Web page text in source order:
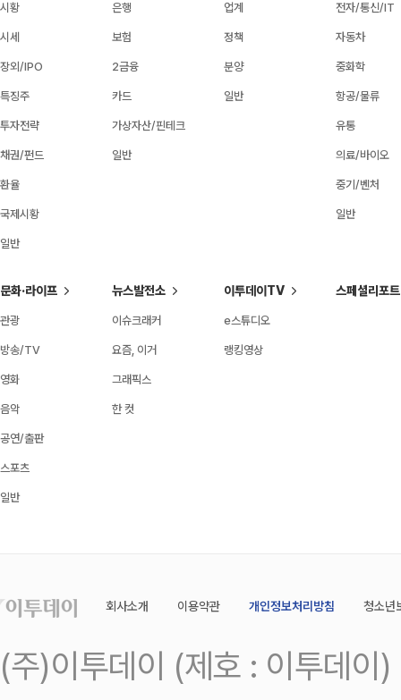
시황
시세
장외/IPO
특징주
투자전략
채권/펀드
환율
국제시황
일반
은행
보험
2금융
카드
가상자산/핀테크
일반
업계
정책
분양
일반
전자/통신/IT
자동차
중화학
항공/물류
유통
의료/바이오
중기/벤처
일반
문화·라이프
관광
방송/TV
영화
음악
공연/출판
스포츠
일반
뉴스발전소
이슈크래커
요즘, 이거
그래픽스
한 컷
이투데이TV
e스튜디오
랭킹영상
스페셜리포트
회사소개 이용약관 개인정보처리방침 청소년
(주)이투데이 (제호 : 이투데